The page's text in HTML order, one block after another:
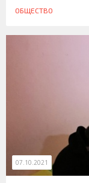
ОБЩЕСТВО
07.10.2021